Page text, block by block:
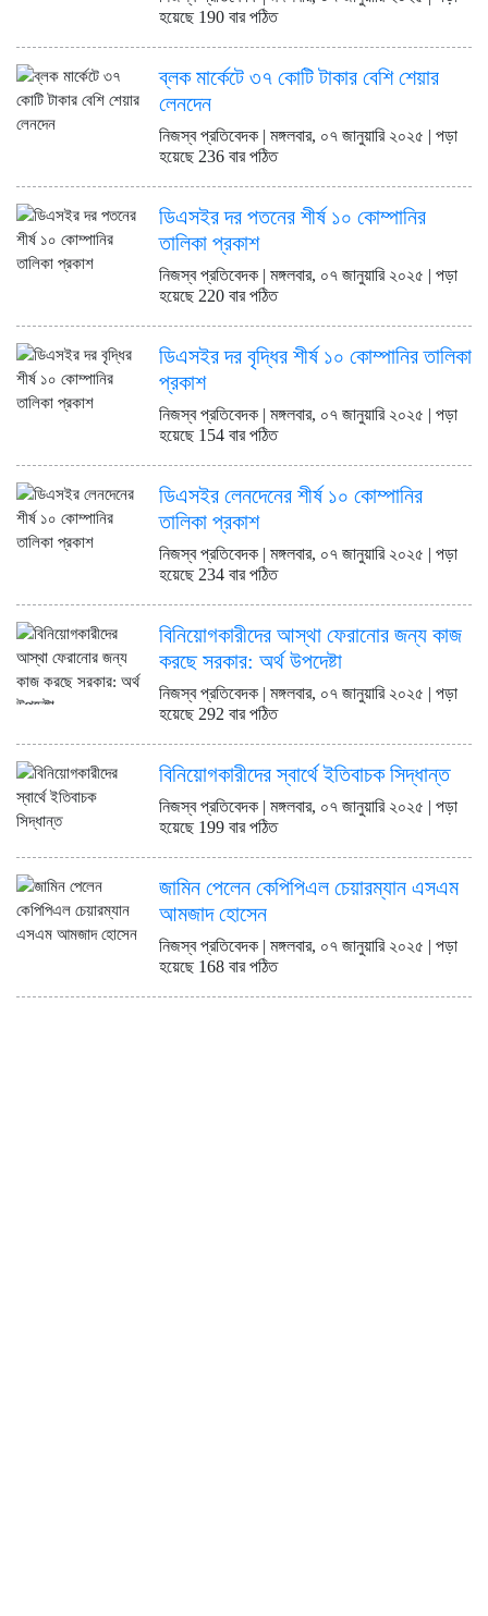
লেনদেন
কোম্পানির তালিকা প্রকাশ
ডিএসইতে দর হ্রাস পাওয়া শীর্ষ ১০
কোম্পানির তালিকা প্রকাশ
ডিএসইতে দর বৃদ্ধি পাওয়া শীর্ষ ১০
কোম্পানির তালিকা প্রকাশ
হয়েছে 190 বার পঠিত
ব্লক মার্কেটে ৩৭ কোটি টাকার বেশি শেয়ার
লেনদেন
নিজস্ব প্রতিবেদক | মঙ্গলবার, ০৭ জানুয়ারি ২০২৫ | পড়া
হয়েছে 236 বার পঠিত
ডিএসইর দর পতনের শীর্ষ ১০ কোম্পানির
তালিকা প্রকাশ
নিজস্ব প্রতিবেদক | মঙ্গলবার, ০৭ জানুয়ারি ২০২৫ | পড়া
হয়েছে 220 বার পঠিত
ডিএসইর দর বৃদ্ধির শীর্ষ ১০ কোম্পানির তালিকা
প্রকাশ
নিজস্ব প্রতিবেদক | মঙ্গলবার, ০৭ জানুয়ারি ২০২৫ | পড়া
হয়েছে 154 বার পঠিত
ডিএসইর লেনদেনের শীর্ষ ১০ কোম্পানির
তালিকা প্রকাশ
নিজস্ব প্রতিবেদক | মঙ্গলবার, ০৭ জানুয়ারি ২০২৫ | পড়া
হয়েছে 234 বার পঠিত
বিনিয়োগকারীদের আস্থা ফেরানোর জন্য কাজ
করছে সরকার: অর্থ উপদেষ্টা
নিজস্ব প্রতিবেদক | মঙ্গলবার, ০৭ জানুয়ারি ২০২৫ | পড়া
হয়েছে 292 বার পঠিত
বিনিয়োগকারীদের স্বার্থে ইতিবাচক সিদ্ধান্ত
নিজস্ব প্রতিবেদক | মঙ্গলবার, ০৭ জানুয়ারি ২০২৫ | পড়া
হয়েছে 199 বার পঠিত
জামিন পেলেন কেপিপিএল চেয়ারম্যান এসএম
আমজাদ হোসেন
নিজস্ব প্রতিবেদক | মঙ্গলবার, ০৭ জানুয়ারি ২০২৫ | পড়া
হয়েছে 168 বার পঠিত